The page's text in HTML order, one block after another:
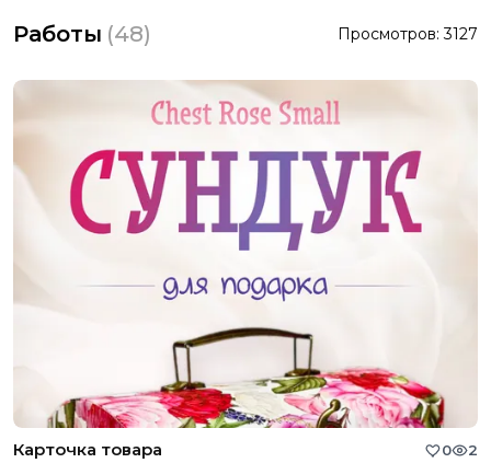
Работы (48) Просмотров: 3127
Карточка товара 0 2